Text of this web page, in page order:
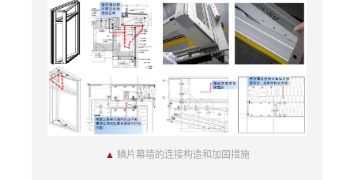
▲ 鳞片幕墙的连接构造和加固措施